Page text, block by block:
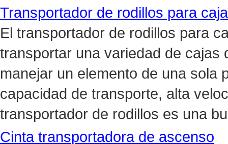
Transportador de rodillos para
El transportador de rodillos para
transportar una variedad de cajas
manejar un elemento de una sola
capacidad de transporte, alta
transportador de rodillos es una
Cinta transportadora de ascenso